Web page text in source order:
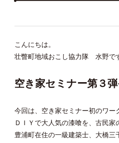
こんにちは。
壮瞥町地域おこし協力隊 水野で
空き家セミナー第３
今回は、空き家セミナー初のワー
ＤＩＹで大人気の漆喰を、古民家
豊浦町在住の一級建築士、大橋